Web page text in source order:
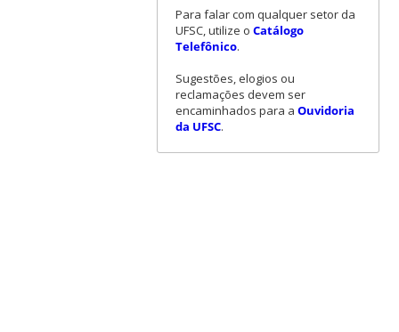
Para falar com qualquer setor da
UFSC, utilize o Catálogo
Telefônico.
Sugestões, elogios ou
reclamações devem ser
encaminhados para a Ouvidoria
da UFSC.